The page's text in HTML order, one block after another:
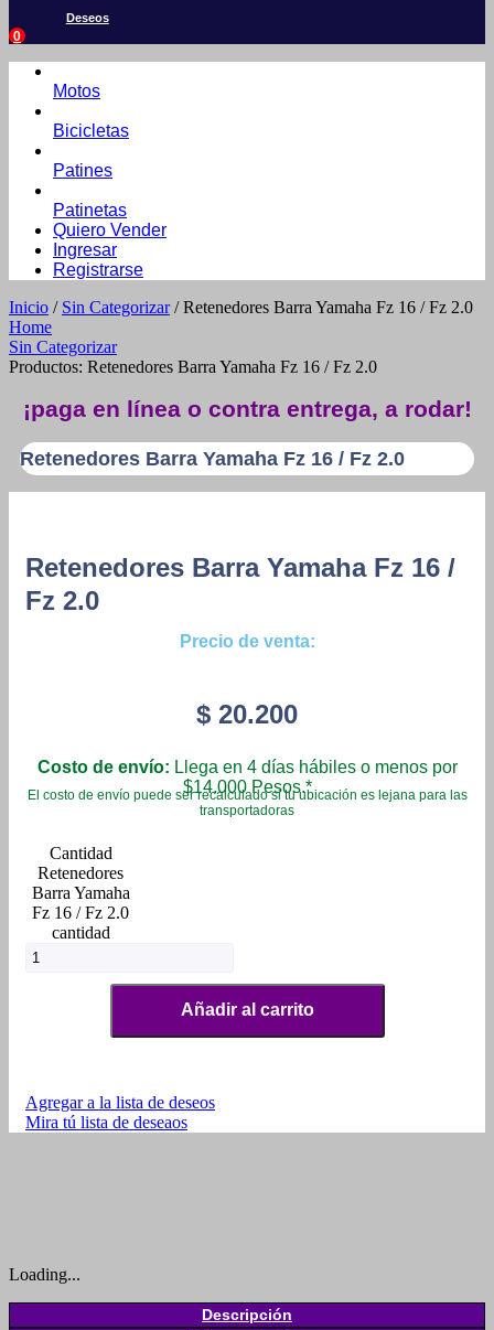
Deseos
0
Motos
Bicicletas
Patines
Patinetas
Quiero Vender
Ingresar
Registrarse
Inicio / Sin Categorizar/ Retenedores Barra Yamaha Fz 16 / Fz 2.0
Home
Sin Categorizar
Productos: Retenedores Barra Yamaha Fz 16 / Fz 2.0
¡paga en línea o contra entrega, a rodar!
Retenedores Barra Yamaha Fz 16 / Fz 2.0
Retenedores Barra Yamaha Fz 16 /
Fz 2.0
Precio de venta:
$ 20.200
Costo de envío: Llega en 4 días hábiles o menos por
$14.000 Pesos.*
El costo de envío puede ser recalculado si tu ubicación es lejana para las
transportadoras
Retenedores
Barra Yamaha
Fz 16 / Fz 2.0
cantidad
Añadir al carrito
Agregar a la lista de deseos
Mira tú lista de deseaos
Loading...
Descripción